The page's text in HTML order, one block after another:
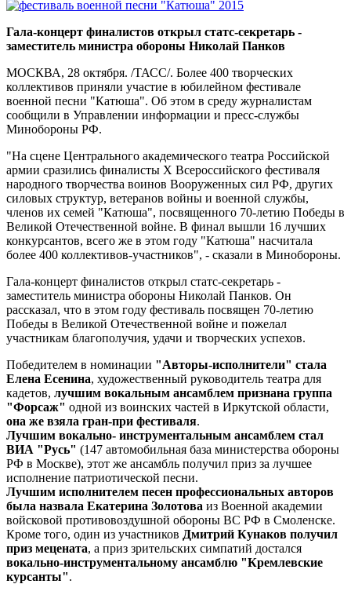
Гала-концерт финалистов открыл статс-секретарь -
заместитель министра обороны Николай Панков
МОСКВА, 28 октября. /ТАСС/. Более 400 творческих
коллективов приняли участие в юбилейном фестивале
военной песни "Катюша". Об этом в среду журналистам
сообщили в Управлении информации и пресс-службы
Минобороны РФ.
"На сцене Центрального академического театра Российской
армии сразились финалисты X Всероссийского фестиваля
народного творчества воинов Вооруженных сил РФ, других
силовых структур, ветеранов войны и военной службы,
членов их семей "Катюша", посвященного 70-летию Победы в
Великой Отечественной войне. В финал вышли 16 лучших
конкурсантов, всего же в этом году "Катюша" насчитала
более 400 коллективов-участников", - сказали в Минобороны.
Гала-концерт финалистов открыл статс-секретарь -
заместитель министра обороны Николай Панков. Он
рассказал, что в этом году фестиваль посвящен 70-летию
Победы в Великой Отечественной войне и пожелал
участникам благополучия, удачи и творческих успехов.
Победителем в номинации "Авторы-исполнители" стала
Елена Есенина, художественный руководитель театра для
кадетов, лучшим вокальным ансамблем признана группа
"Форсаж" одной из воинских частей в Иркутской области,
она же взяла гран-при фестиваля.
Лучшим вокально- инструментальным ансамблем стал
ВИА "Русь" (147 автомобильная база министерства обороны
РФ в Москве), этот же ансамбль получил приз за лучшее
исполнение патриотической песни.
Лучшим исполнителем песен профессиональных авторов
была назвала Екатерина Золотова из Военной академии
войсковой противовоздушной обороны ВС РФ в Смоленске.
Кроме того, один из участников Дмитрий Кунаков получил
приз мецената, а приз зрительских симпатий достался
вокально-инструментальному ансамблю "Кремлевские
курсанты".